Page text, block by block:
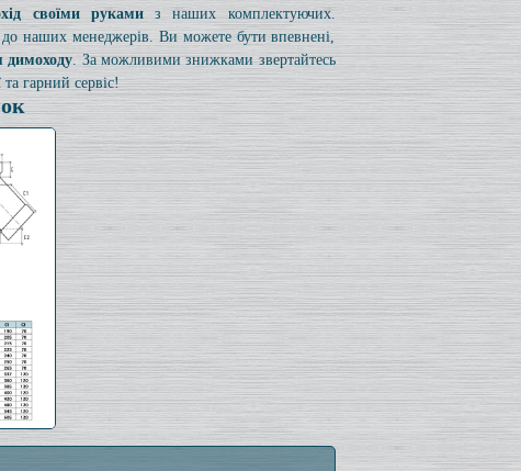
своїми рукамиз наших комплектуючих.
до наших менеджерів. Ви можете бути впевнені,
димоходу. За можливими знижками звертайтесь
гарний сервіс!